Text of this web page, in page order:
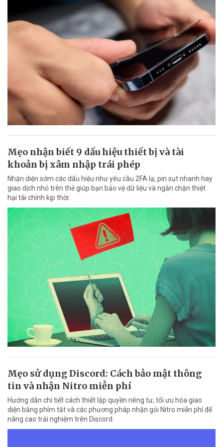
Mẹo nhận biết 9 dấu hiệu thiết bị và tài
khoản bị xâm nhập trái phép
Nhận diện sớm các dấu hiệu như yêu cầu 2FA lạ, pin sụt nhanh hay
giao dịch nhỏ trên thẻ giúp bạn bảo vệ dữ liệu và ngăn chặn thiệt
hại tài chính kịp thời.
Mẹo sử dụng Discord: Cách bảo mật thông
tin và nhận Nitro miễn phí
Hướng dẫn chi tiết cách thiết lập quyền riêng tư, tối ưu hóa giao
diện bằng phím tắt và các phương pháp nhận gói Nitro miễn phí để
nâng cao trải nghiệm trên Discord.